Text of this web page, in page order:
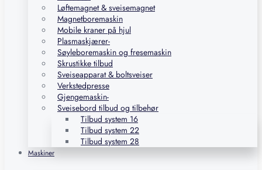
Løftemagnet & sveisemagnet
Magnetboremaskin
Mobile kraner på hjul
Plasmaskjærer-
Søyleboremaskin og fresemaskin
Skrustikke tilbud
Sveiseapparat & boltsveiser
Verkstedpresse
Gjengemaskin-
Sveisebord tilbud og tilbehør
Tilbud system 16
Tilbud system 22
Tilbud system 28
Maskiner